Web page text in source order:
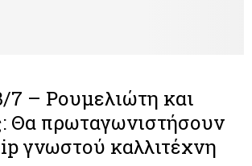
7 – Ρουμελιώτη και
Θα πρωταγωνιστήσουν
γνωστού καλλιτέχνη